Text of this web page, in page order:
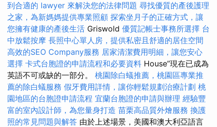
到合適的 lawyer 來解決您的法律問題 尋找優質的產後護理
之家，為新媽媽提供專業照顧 探索坐月子的正確方式，讓
您擁有健康的產後生活 Griswold 優質記帳士事務所選擇 台
中放鬆按摩 長照中心單人房，提供私密且舒適的居住空間
高效的SEO Company服務 居家清潔費用明細，讓您安心
選擇 卡式台胞證的申請流程和必要資料 House”現在已成為
英語不可或缺的一部分。 桃園除白蟻推薦，桃園區專業推
薦的除白蟻服務 假牙費用詳情，讓你輕鬆規劃治療計劃 桃
園地區的台胞證申請流程 宜蘭台胞證的申請與辦理 經驗豐
富的室內設計師，為您量身打造 苗栗高品質外燴服務 換護
照的常見問題與解答 由於上述場景，美國和澳大利亞語言